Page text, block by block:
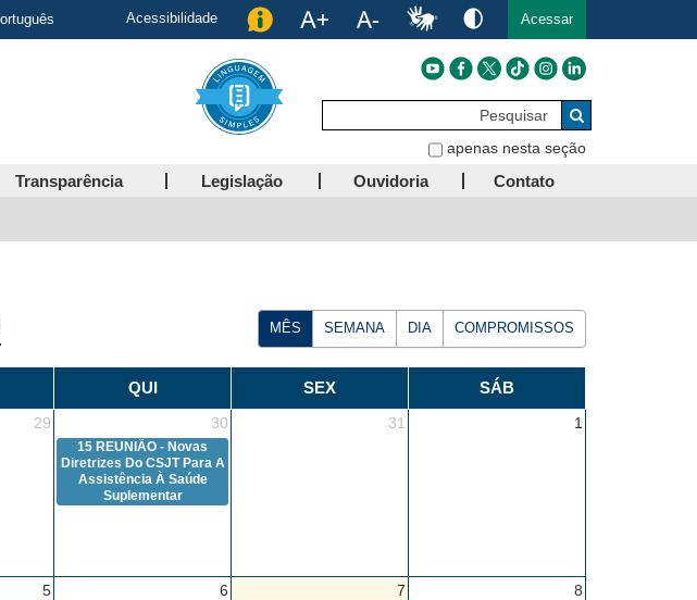
Acessibilidade Acessar
Pesquisar
Buscar
apenas nesta seção
Transparência Legislação Ouvidoria Contato
MÊS SEMANA DIA COMPROMISSOS
QUI SEX SÁB
29 30 31 1
15 REUNIÃO - Novas
Diretrizes Do CSJT Para A
Assistência À Saúde
Suplementar
5 6 7 8